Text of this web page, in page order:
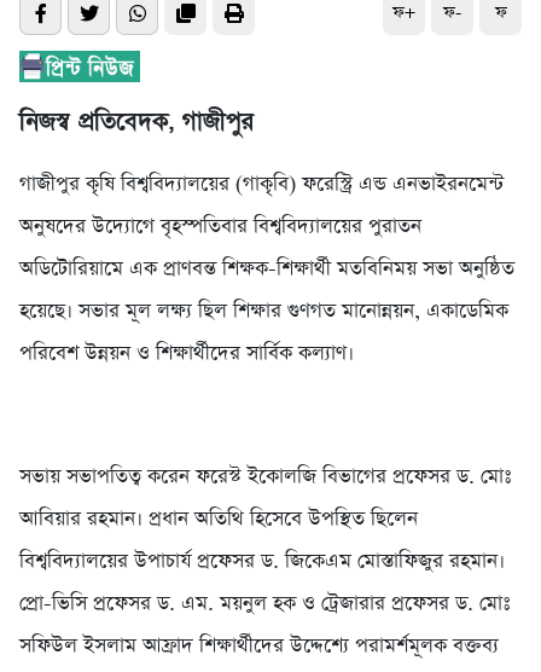
ফ+ ফ- ফ
নিজস্ব প্রতিবেদক, গাজীপুর
গাজীপুর কৃষি বিশ্ববিদ্যালয়ের (গাকৃবি) ফরেস্ট্রি এন্ড এনভাইরনমেন্ট
অনুষদের উদ্যোগে বৃহস্পতিবার বিশ্ববিদ্যালয়ের পুরাতন
অডিটোরিয়ামে এক প্রাণবন্ত শিক্ষক-শিক্ষার্থী মতবিনিময় সভা অনুষ্ঠিত
হয়েছে। সভার মূল লক্ষ্য ছিল শিক্ষার গুণগত মানোন্নয়ন, একাডেমিক
পরিবেশ উন্নয়ন ও শিক্ষার্থীদের সার্বিক কল্যাণ।
সভায় সভাপতিত্ব করেন ফরেস্ট ইকোলজি বিভাগের প্রফেসর ড. মোঃ
আবিয়ার রহমান। প্রধান অতিথি হিসেবে উপস্থিত ছিলেন
বিশ্ববিদ্যালয়ের উপাচার্য প্রফেসর ড. জিকেএম মোস্তাফিজুর রহমান।
প্রো-ভিসি প্রফেসর ড. এম. ময়নুল হক ও ট্রেজারার প্রফেসর ড. মোঃ
সফিউল ইসলাম আফ্রাদ শিক্ষার্থীদের উদ্দেশ্যে পরামর্শমূলক বক্তব্য